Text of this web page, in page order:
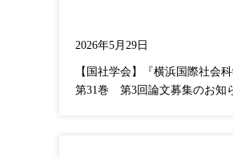
2026年5月29日
【国社学会】『横浜国際社会科
第31巻 第3回論文募集のお知